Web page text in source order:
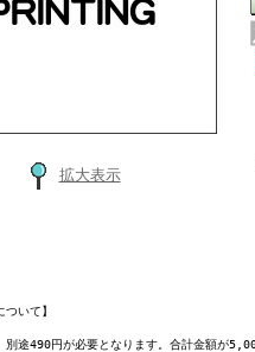
拡大表示
ついて】
別途490円が必要となります。合計金額が